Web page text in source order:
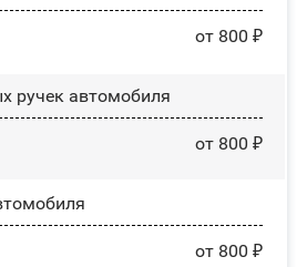
от 800 ₽
ручек автомобиля
от 800 ₽
от 800 ₽